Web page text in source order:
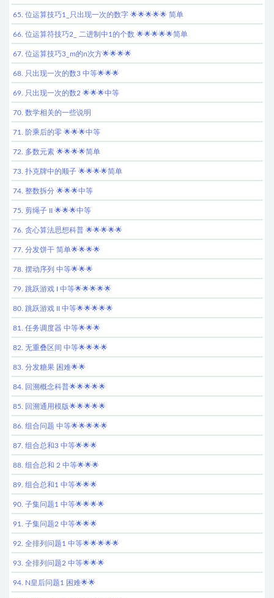
65. 位运算技巧1_只出现一次的数字 🌟🌟🌟🌟🌟 简单
66. 位运算符技巧2_ 二进制中1的个数 🌟🌟🌟🌟🌟简单
67. 位运算技巧3_m的n次方🌟🌟🌟🌟
68. 只出现一次的数3 中等🌟🌟🌟
69. 只出现一次的数2 🌟🌟🌟中等
70. 数学相关的一些说明
71. 阶乘后的零 🌟🌟🌟中等
72. 多数元素 🌟🌟🌟🌟简单
73. 扑克牌中的顺子 🌟🌟🌟🌟简单
74. 整数拆分 🌟🌟🌟中等
75. 剪绳子 II 🌟🌟🌟中等
76. 贪心算法思想科普 🌟🌟🌟🌟🌟
77. 分发饼干 简单🌟🌟🌟🌟
78. 摆动序列 中等🌟🌟🌟
79. 跳跃游戏 I 中等🌟🌟🌟🌟🌟
80. 跳跃游戏 II 中等🌟🌟🌟🌟🌟
81. 任务调度器 中等🌟🌟🌟
82. 无重叠区间 中等🌟🌟🌟🌟
83. 分发糖果 困难🌟🌟
84. 回溯概念科普🌟🌟🌟🌟🌟
85. 回溯通用模版🌟🌟🌟🌟🌟
86. 组合问题 中等🌟🌟🌟🌟🌟
87. 组合总和3 中等🌟🌟🌟
88. 组合总和 2 中等🌟🌟🌟
89. 组合总和1 中等🌟🌟🌟
90. 子集问题1 中等🌟🌟🌟🌟
91. 子集问题2 中等🌟🌟🌟
92. 全排列问题1 中等🌟🌟🌟🌟🌟
93. 全排列问题2 中等🌟🌟🌟
94. N皇后问题1 困难🌟🌟